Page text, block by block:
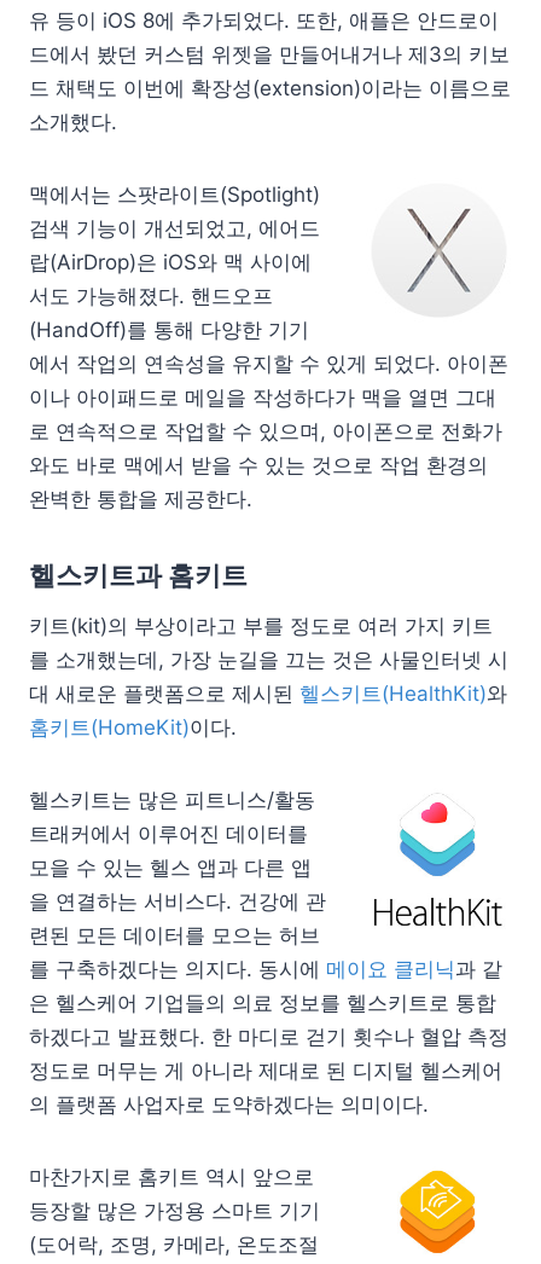
유 등이 iOS 8에 추가되었다. 또한, 애플은 안드로이
드에서 봤던 커스텀 위젯을 만들어내거나 제3의 키보
드 채택도 이번에 확장성(extension)이라는 이름으로
소개했다.
맥에서는 스팟라이트(Spotlight)
검색 기능이 개선되었고, 에어드
랍(AirDrop)은 iOS와 맥 사이에
서도 가능해졌다. 핸드오프
(HandOff)를 통해 다양한 기기
에서 작업의 연속성을 유지할 수 있게 되었다. 아이폰
이나 아이패드로 메일을 작성하다가 맥을 열면 그대
로 연속적으로 작업할 수 있으며, 아이폰으로 전화가
와도 바로 맥에서 받을 수 있는 것으로 작업 환경의
완벽한 통합을 제공한다.
헬스키트과 홈키트
키트(kit)의 부상이라고 부를 정도로 여러 가지 키트
를 소개했는데, 가장 눈길을 끄는 것은 사물인터넷 시
대 새로운 플랫폼으로 제시된 헬스키트(HealthKit)와
홈키트(HomeKit)이다.
헬스키트는 많은 피트니스/활동
트래커에서 이루어진 데이터를
모을 수 있는 헬스 앱과 다른 앱
을 연결하는 서비스다. 건강에 관
련된 모든 데이터를 모으는 허브
를 구축하겠다는 의지다. 동시에 메이요 클리닉과 같
은 헬스케어 기업들의 의료 정보를 헬스키트로 통합
하겠다고 발표했다. 한 마디로 걷기 횟수나 혈압 측정
정도로 머무는 게 아니라 제대로 된 디지털 헬스케어
의 플랫폼 사업자로 도약하겠다는 의미이다.
마찬가지로 홈키트 역시 앞으로
등장할 많은 가정용 스마트 기기
(도어락, 조명, 카메라, 온도조절